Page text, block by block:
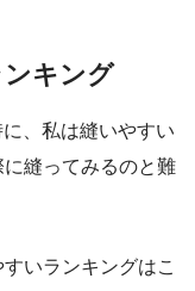
キング
、私は縫いやすい
縫ってみるのと難
いランキングはこ